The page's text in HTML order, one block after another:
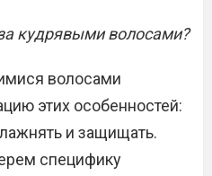
кудрявыми волосами?
волосами
этих особенностей:
и защищать.
специфику